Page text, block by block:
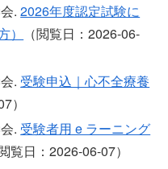
会.2026年度認定試験に
（閲覧日：2026-06-
. 受験申込｜心不全療養
）
. 受験者用 e ラーニング
閲覧日：2026-06-07）